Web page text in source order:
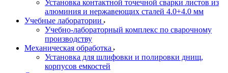
Установка контактной точечной сварки листов из
алюминия и нержавеющих сталей 4.0+4.0 мм
Учебные лаборатории
Учебно-лабораторный комплекс по сварочному
производству
Механическая обработка
Установка для шлифовки и полировки днищ,
корпусов емкостей